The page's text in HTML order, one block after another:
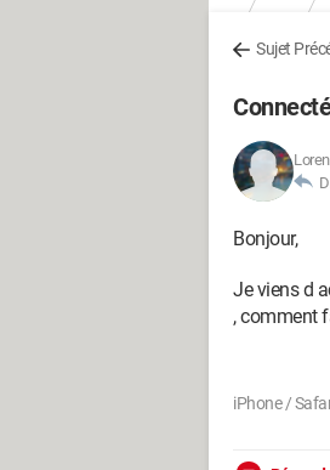
Sujet
Bonjour,
Je viens d
, comment
iPhone /